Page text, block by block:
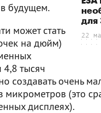
для
22
будущем.
может стать
на дюйм)
тысяч
создавать очень
микрометров (это
дисплеях).